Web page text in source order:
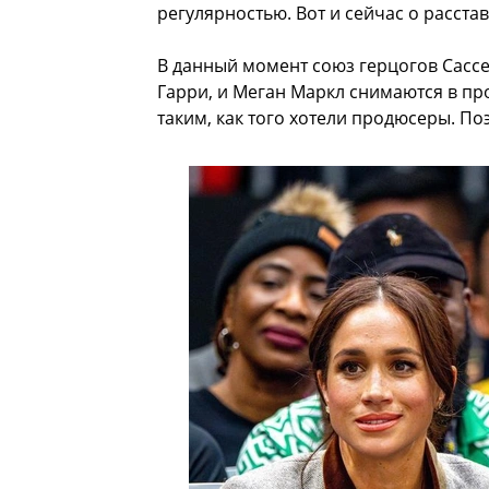
регулярностью. Вот и сейчас о
В данный момент союз герцогов
Гарри, и Меган Маркл снимаются в
таким, как того хотели продюсеры.